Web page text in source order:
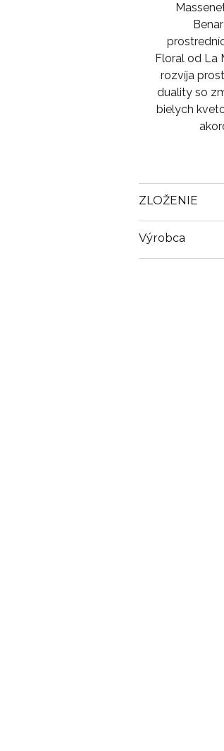
Floral od La
rozvíja
duality so
bielych
ZLOŽENIE
Výrobca